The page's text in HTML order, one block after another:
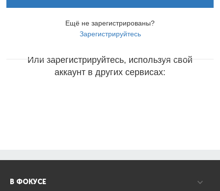
Ещё не зарегистрированы?
Зарегистрируйтесь
Или зарегистрируйтесь, используя свой
аккаунт в других сервисах:
В ФОКУСЕ